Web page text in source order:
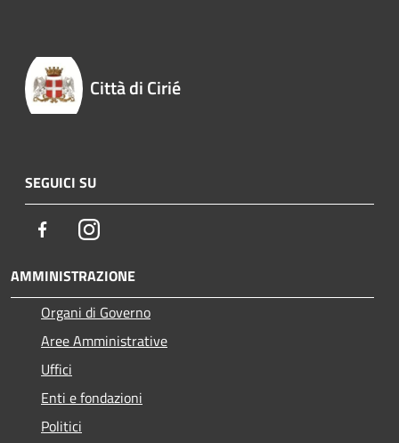
Città di Cirié
SEGUICI SU
FacebookInstagram
AMMINISTRAZIONE
Organi di Governo
Aree Amministrative
Uffici
Enti e fondazioni
Politici